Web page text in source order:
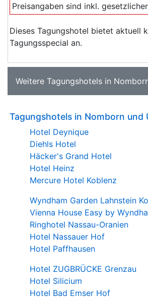
Preisangaben sind inkl.
Dieses Tagungshotel bietet aktuell
Tagungsspecial an.
Weitere Tagungshotels in
Tagungshotels in Nomborn und
Hotel Deynique
Diehls Hotel
Häcker's Grand Hotel
Hotel Heinz
Mercure Hotel Koblenz
Wyndham Garden Lahnstein
Vienna House Easy by
Ringhotel Nassau-Oranien
Hotel Nassauer Hof
Hotel Paffhausen
Hotel ZUGBRÜCKE Grenzau
Hotel Silicium
Hotel Bad Emser Hof